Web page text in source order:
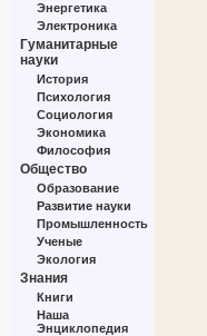
Энергетика
Электроника
Гуманитарные
науки
История
Психология
Социология
Экономика
Философия
Общество
Образование
Развитие науки
Промышленность
Ученые
Экология
Знания
Книги
Наша
Энциклопедия